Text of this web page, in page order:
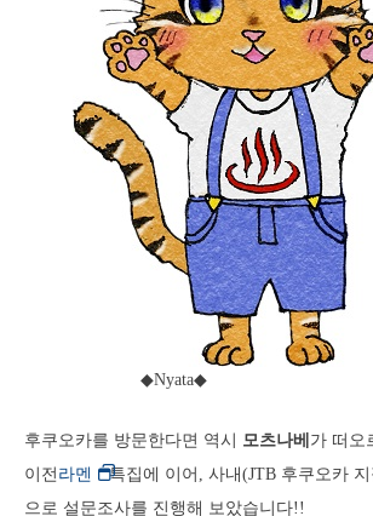
◆Nyata◆
후쿠오카를 방문한다면 역시 모츠나베 가 떠오
이전 라멘
특집에 이어, 사내(JTB 후쿠오카
으로 설문조사를 진행해 보았습니다!!